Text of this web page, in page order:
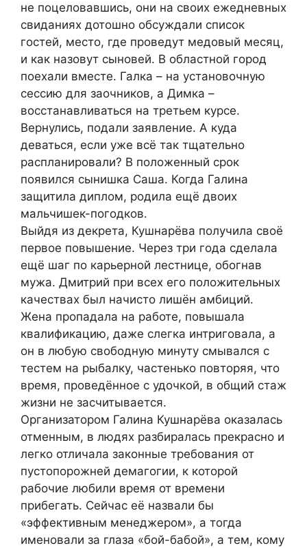
не поцеловавшись, они на своих ежедневных
свиданиях дотошно обсуждали список
гостей, место, где проведут медовый месяц,
и как назовут сыновей. В областной город
поехали вместе. Галка – на установочную
сессию для заочников, а Димка –
восстанавливаться на третьем курсе.
Вернулись, подали заявление. А куда
деваться, если уже всё так тщательно
распланировали? В положенный срок
появился сынишка Саша. Когда Галина
защитила диплом, родила ещё двоих
мальчишек-погодков.
Выйдя из декрета, Кушнарёва получила своё
первое повышение. Через три года сделала
ещё шаг по карьерной лестнице, обогнав
мужа. Дмитрий при всех его положительных
качествах был начисто лишён амбиций.
Жена пропадала на работе, повышала
квалификацию, даже слегка интриговала, а
он в любую свободную минуту смывался с
тестем на рыбалку, частенько повторяя, что
время, проведённое с удочкой, в общий стаж
жизни не засчитывается.
Организатором Галина Кушнарёва оказалась
отменным, в людях разбиралась прекрасно и
легко отличала законные требования от
пустопорожней демагогии, к которой
рабочие любили время от времени
прибегать. Сейчас её назвали бы
«эффективным менеджером», а тогда
именовали за глаза «бой-бабой», а тем, кому